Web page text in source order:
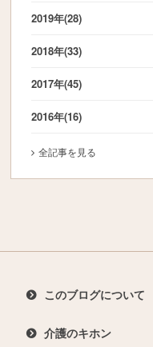
2019年(28)
2018年(33)
2017年(45)
2016年(16)
全記事を見る
このブログについて
介護のキホン